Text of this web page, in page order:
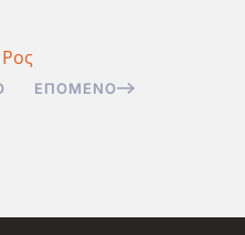
Ρος
ΕΠΌΜΕΝΟ